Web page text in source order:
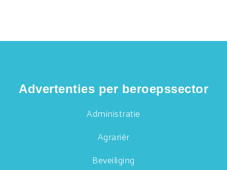
Advertenties per beroepssector
Administratie
Agrariër
Beveiliging